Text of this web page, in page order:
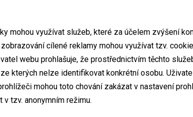
mohou využívat služeb, které za účelem zvýšení
cílené reklamy mohou využívat tzv.
webu prohlašuje, že prostřednictvím těchto
kterých nelze identifikovat konkrétní osobu.
mohou toto chování zakázat v nastavení
tzv. anonymním režimu.